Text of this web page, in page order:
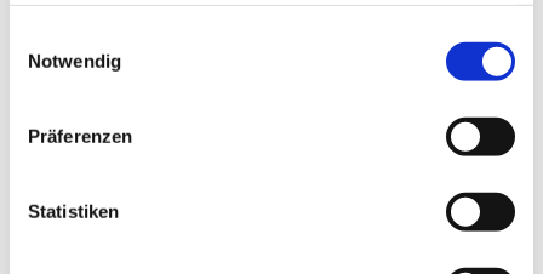
Notwendig
Präferenzen
Statistiken